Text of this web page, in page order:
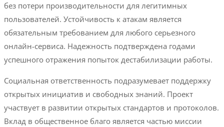
без потери производительности для легитимных
пользователей. Устойчивость к атакам является
обязательным требованием для любого серьезного
онлайн-сервиса. Надежность подтверждена годами
успешного отражения попыток дестабилизации работы.
Социальная ответственность подразумевает поддержку
открытых инициатив и свободных знаний. Проект
участвует в развитии открытых стандартов и протоколов.
Вклад в общественное благо является частью миссии